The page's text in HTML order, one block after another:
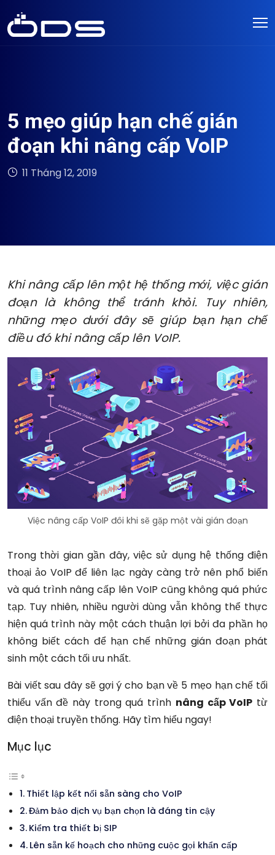
5 mẹo giúp hạn chế gián
đoạn khi nâng cấp VoIP
11 Tháng 12, 2019
Khi nâng cấp lên một hệ thống mới, việc gián
đoạn là không thể tránh khỏi. Tuy nhiên,
những mẹo dưới đây sẽ giúp bạn hạn chế
điều đó khi nâng cấp lên VoIP.
Việc nâng cấp VoIP đôi khi sẽ gặp một vài gián đoạn
Trong thời gian gần đây, việc sử dụng hệ thống điện
thoại ảo VoIP để liên lạc ngày càng trở nên phổ biến
và quá trình nâng cấp lên VoIP cũng không quá phức
tạp. Tuy nhiên, nhiều người dùng vẫn không thể thực
hiện quá trình này một cách thuận lợi bởi đa phần họ
không biết cách để hạn chế những gián đoạn phát
sinh một cách tối ưu nhất.
Bài viết sau đây sẽ gợi ý cho bạn về 5 mẹo hạn chế tối
thiểu vấn đề này trong quá trình nâng cấp VoIP từ
điện thoại truyền thống. Hãy tìm hiểu ngay!
Mục lục
Thiết lập kết nối sẵn sàng cho VoIP
Đảm bảo dịch vụ bạn chọn là đáng tin cậy
Kiểm tra thiết bị SIP
Lên sẵn kế hoạch cho những cuộc gọi khẩn cấp